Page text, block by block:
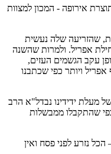
שהזריעה שלה נעשית
אפריל. ולמרות שהשנה
עקב הגשמים העזים,
ויותר כפי שכתבנו
מעלת ידידינו נבדל"א הרב
כפי שהתקבלו ממבשלות
הכל נזרע לפני פסח ואין